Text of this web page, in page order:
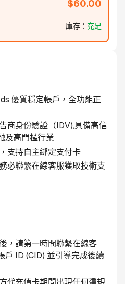
$60.00
庫存 ： 充足
優質穩定帳戶，全功能正
商身份驗證（IDV),具備高信
及高門檻行業
支持自主綁定支付卡
必聯繫在線客服獲取技術支
，請第一時間聯繫在線客
戶 ID (CID) 並引導完成後續